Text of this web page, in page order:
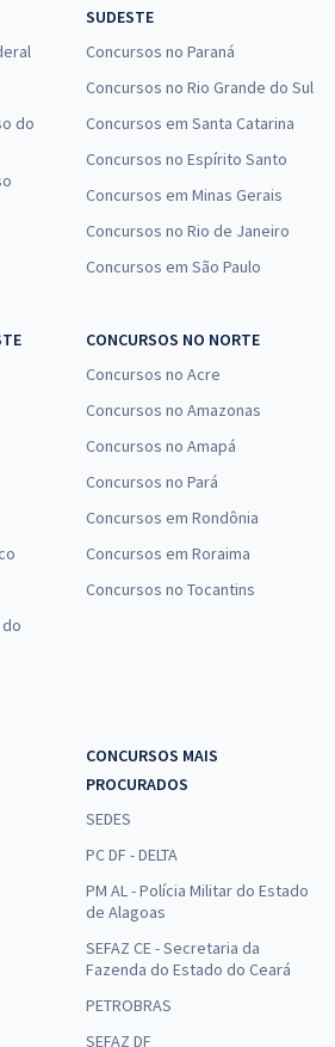
do
SUDESTE
Concursos no Paraná
Concursos no Rio Grande do Sul
Concursos em Santa Catarina
Concursos no Espírito Santo
Concursos em Minas Gerais
Concursos no Rio de Janeiro
Concursos em São Paulo
CONCURSOS NO NORTE
Concursos no Acre
Concursos no Amazonas
Concursos no Amapá
Concursos no Pará
Concursos em Rondônia
Concursos em Roraima
Concursos no Tocantins
CONCURSOS MAIS
PROCURADOS
SEDES
PC DF - DELTA
PM AL - Polícia Militar do Estado
de Alagoas
SEFAZ CE - Secretaria da
Fazenda do Estado do Ceará
PETROBRAS
SEFAZ DF